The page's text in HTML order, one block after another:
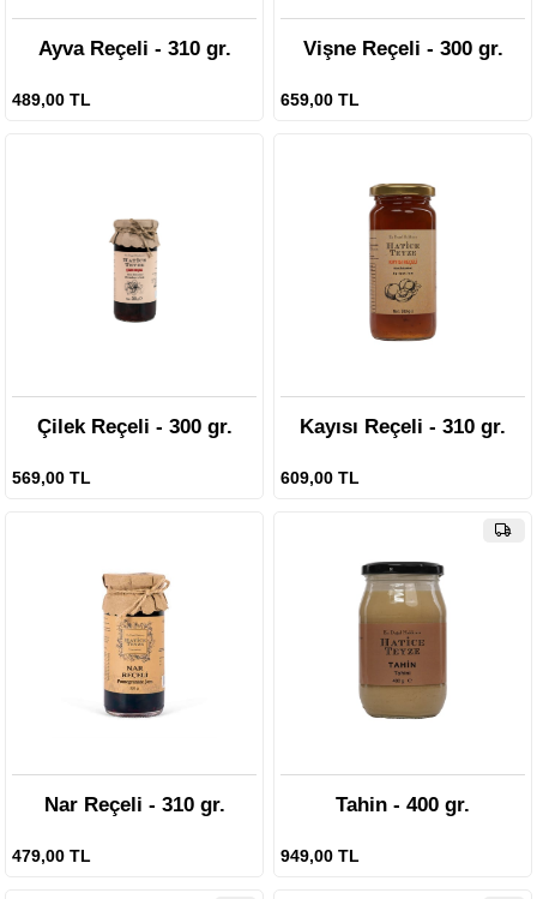
Ayva Reçeli - 310 gr.
489,00 TL
Vişne Reçeli - 300 gr.
659,00 TL
Çilek Reçeli - 300 gr.
569,00 TL
Kayısı Reçeli - 310 gr.
609,00 TL
Nar Reçeli - 310 gr.
479,00 TL
Tahin - 400 gr.
949,00 TL